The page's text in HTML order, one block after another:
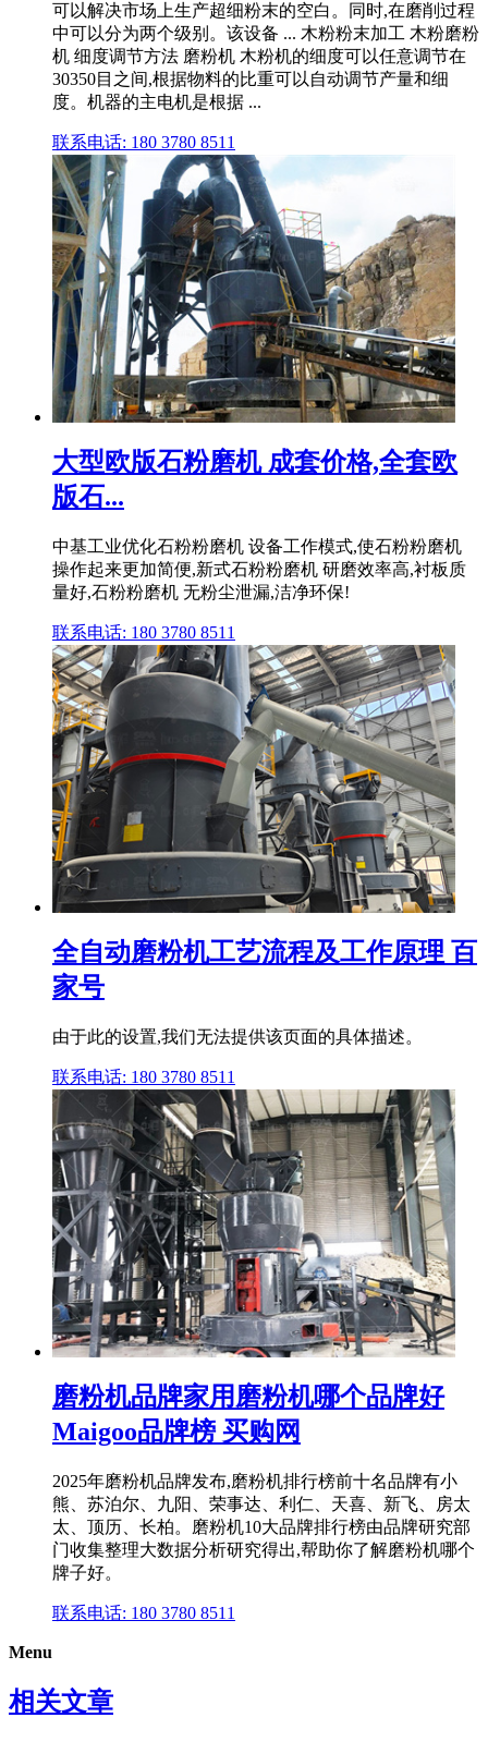
可以解决市场上生产超细粉末的空白。同时,在磨削过程
中可以分为两个级别。该设备 ... 木粉粉末加工 木粉磨粉
机 细度调节方法 磨粉机 木粉机的细度可以任意调节在
30350目之间,根据物料的比重可以自动调节产量和细
度。机器的主电机是根据 ...
联系电话: 180 3780 8511
大型欧版石粉磨机 成套价格,全套欧
版石...
中基工业优化石粉粉磨机 设备工作模式,使石粉粉磨机
操作起来更加简便,新式石粉粉磨机 研磨效率高,衬板质
量好,石粉粉磨机 无粉尘泄漏,洁净环保!
联系电话: 180 3780 8511
全自动磨粉机工艺流程及工作原理 百
家号
由于此的设置,我们无法提供该页面的具体描述。
联系电话: 180 3780 8511
磨粉机品牌家用磨粉机哪个品牌好
Maigoo品牌榜 买购网
2025年磨粉机品牌发布,磨粉机排行榜前十名品牌有小
熊、苏泊尔、九阳、荣事达、利仁、天喜、新飞、房太
太、顶历、长柏。磨粉机10大品牌排行榜由品牌研究部
门收集整理大数据分析研究得出,帮助你了解磨粉机哪个
牌子好。
联系电话: 180 3780 8511
Menu
相关文章